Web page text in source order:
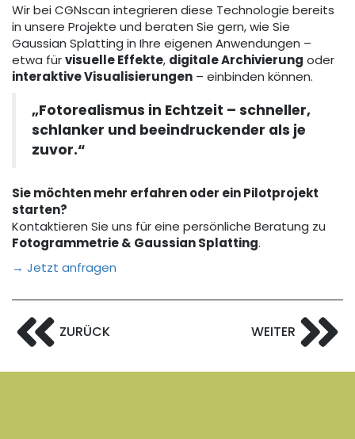
Wir bei CGNscan integrieren diese Technologie bereits
in unsere Projekte und beraten Sie gern, wie Sie
Gaussian Splatting in Ihre eigenen Anwendungen –
etwa fürvisuelle Effekte, digitale Archivierung oder
interaktive Visualisierungen – einbinden können.
„Fotorealismus in Echtzeit – schneller,
schlanker und beeindruckender als je
zuvor.“
Sie möchten mehr erfahren oder ein Pilotprojekt
starten?
Kontaktieren Sie uns für eine persönliche Beratung zu
Fotogrammetrie & Gaussian Splatting.
→ Jetzt anfragen
ZURÜCK WEITER